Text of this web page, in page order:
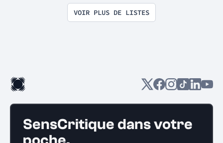
VOIR PLUS DE LISTES
SensCritique dans votre